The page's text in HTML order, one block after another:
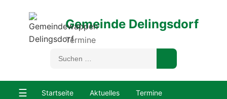
Gemeinde Delingsdorf
Termine
☰ Startseite Aktuelles Termine